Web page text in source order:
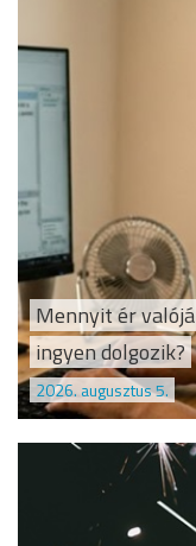
Mennyit ér
ingyen dolgozik?
2026. augusztus 5.